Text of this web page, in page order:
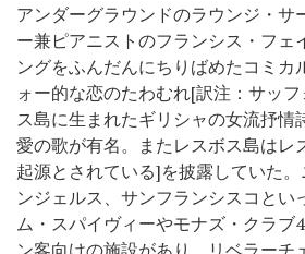
アンダーグラウンドのラウンジ・サ
ー兼ピアニストのフランシス・フェ
ングをふんだんにちりばめたコミカ
ォー的な恋のたわむれ[訳注：サッ
ス島に生まれたギリシャの女流抒情
愛の歌が有名。またレスボス島はレ
起源とされている]を披露していた
ンジェルス、サンフランシスコとい
ム・スパイヴィーやモナズ・クラブ